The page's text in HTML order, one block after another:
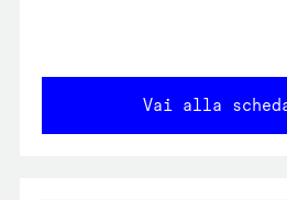
Vai alla